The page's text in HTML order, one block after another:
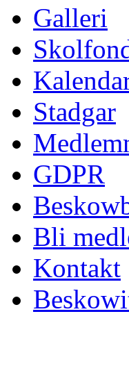
Galleri
Stadgar
GDPR
Bli
Kontakt